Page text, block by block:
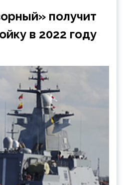
получит
в 2022 году